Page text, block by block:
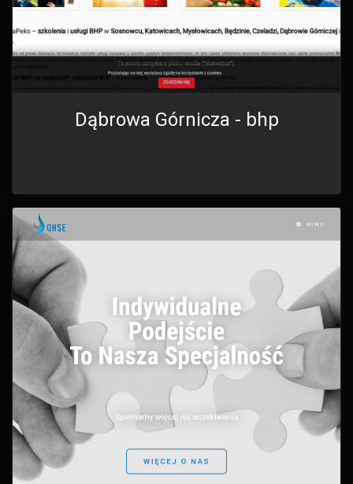
Dąbrowa Górnicza - bhp